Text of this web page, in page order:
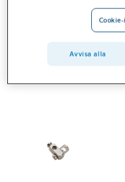
Avvisa alla